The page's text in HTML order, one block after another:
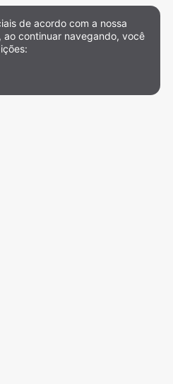
de acordo com a nossa
ao continuar navegando, você